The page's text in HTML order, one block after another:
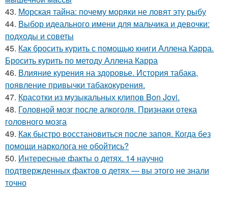
43. Морская тайна: почему моряки не ловят эту рыбу
44. Выбор идеального имени для мальчика и девочки:
подходы и советы
45. Как бросить курить с помощью книги Аллена Карра.
Бросить курить по методу Аллена Карра
46. Влияние курения на здоровье. История табака,
появление привычки табакокурения.
47. Красотки из музыкальных клипов Bon Jovi.
48. Головной мозг после алкоголя. Признаки отека
головного мозга
49. Как быстро восстановиться после запоя. Когда без
помощи нарколога не обойтись?
50. Интересные факты о детях. 14 научно
подтвержденных фактов о детях — вы этого не знали
точно